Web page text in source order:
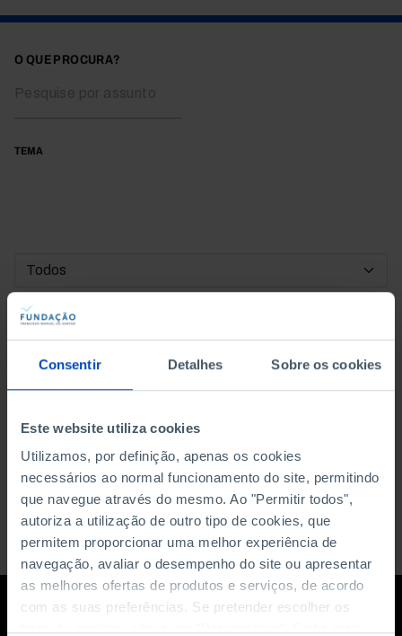
Consentir Detalhes Sobre os cookies
Este website utiliza cookies
Utilizamos, por definição, apenas os cookies
necessários ao normal funcionamento do site, permitindo
que navegue através do mesmo. Ao "Permitir todos",
autoriza a utilização de outro tipo de cookies, que
permitem proporcionar uma melhor experiência de
navegação, avaliar o desempenho do site ou apresentar
as melhores ofertas de produtos e serviços, de acordo
com as suas preferências. Se pretender escolher os
O QUE PROCURA?
TEMA
DATA DE INÍCIO
DATA DE FIM